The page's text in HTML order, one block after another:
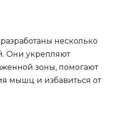
несколько
Они укрепляют
зоны, помогают
мышц и избавиться от